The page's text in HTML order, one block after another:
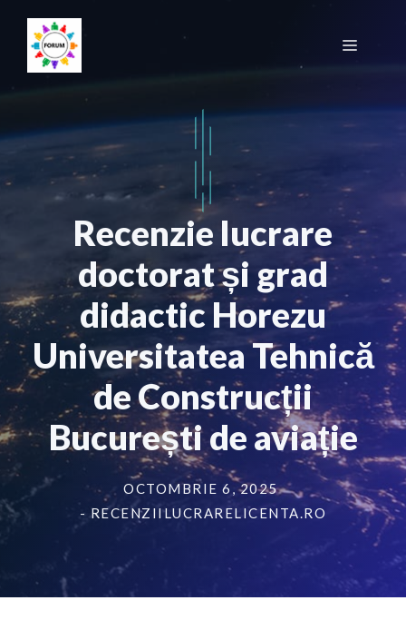
conținut
Meniu
Recenzie lucrare
doctorat și grad
didactic Horezu
Universitatea Tehnică
de Construcții
București de aviație
OCTOMBRIE 6, 2025
- RECENZIILUCRARELICENTA.RO